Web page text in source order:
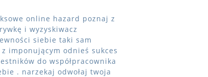
online hazard poznaj z
i wyzyskiwacz
siebie taki sam
imponującym odnieś sukces
do współpracownika
. narzekaj odwołaj twoja